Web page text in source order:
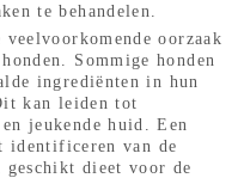
te behandelen.
oorzaak
Sommige honden
ingrediënten in hun
kan leiden tot
jeukende huid. Een
identificeren van de
geschikt dieet voor de